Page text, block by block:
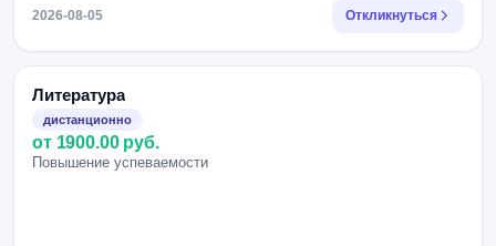
2026-08-05 Откликнуться
Литература
дистанционно
от 1900.00 руб.
Повышение успеваемости